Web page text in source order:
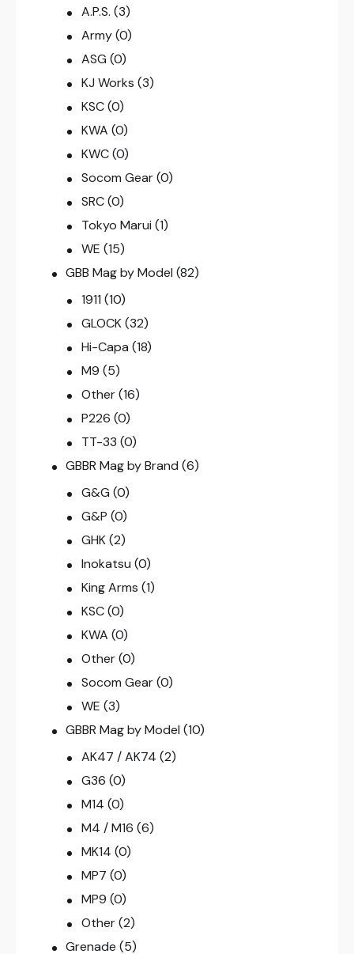
A.P.S. (3)
Army (0)
ASG (0)
KJ Works (3)
KSC (0)
KWA (0)
KWC (0)
Socom Gear (0)
SRC (0)
Tokyo Marui (1)
WE (15)
GBB Mag by Model (82)
1911 (10)
GLOCK (32)
Hi-Capa (18)
M9 (5)
Other (16)
P226 (0)
TT-33 (0)
GBBR Mag by Brand (6)
G&G (0)
G&P (0)
GHK (2)
Inokatsu (0)
King Arms (1)
KSC (0)
KWA (0)
Other (0)
Socom Gear (0)
WE (3)
GBBR Mag by Model (10)
AK47 / AK74 (2)
G36 (0)
M14 (0)
M4 / M16 (6)
MK14 (0)
MP7 (0)
MP9 (0)
Other (2)
Grenade (5)